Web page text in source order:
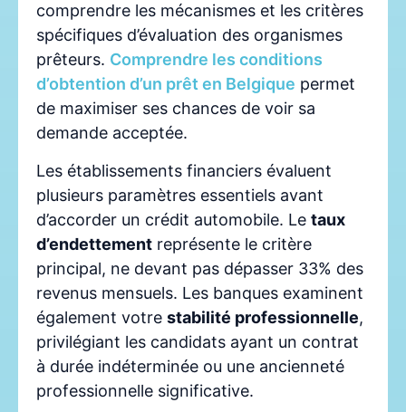
comprendre les mécanismes et les critères
spécifiques d’évaluation des organismes
prêteurs. Comprendre les conditions
d’obtention d’un prêt en Belgique permet
de maximiser ses chances de voir sa
demande acceptée.
Les établissements financiers évaluent
plusieurs paramètres essentiels avant
d’accorder un crédit automobile. Le taux
d’endettement représente le critère
principal, ne devant pas dépasser 33% des
revenus mensuels. Les banques examinent
également votre stabilité professionnelle,
privilégiant les candidats ayant un contrat
à durée indéterminée ou une ancienneté
professionnelle significative.